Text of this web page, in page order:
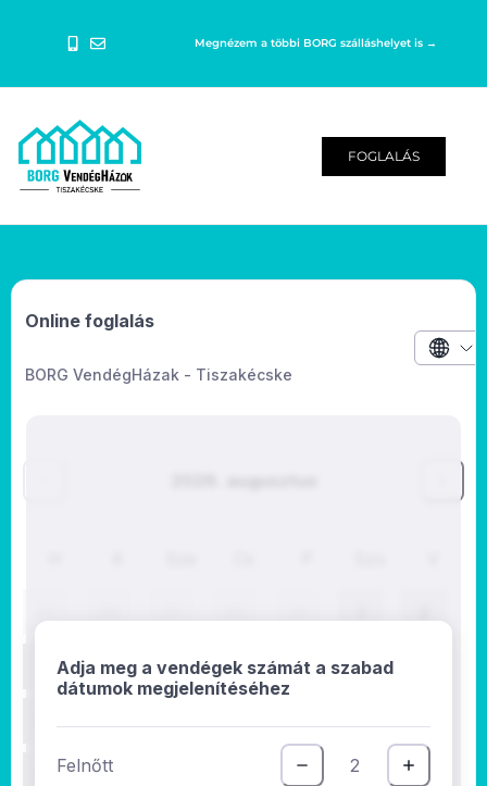
Megnézem a többi BORG szálláshelyet is →
FOGLALÁS